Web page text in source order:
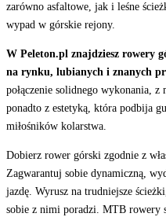
zarówno asfaltowe, jak i leśne
wypad w górskie rejony.
W Peleton.pl znajdziesz rowery
na rynku, lubianych i znanych
połączenie solidnego wykonania,
ponadto z estetyką, która podbija
miłośników kolarstwa.
Dobierz rower górski zgodnie z
Zagwarantuj sobie dynamiczną,
jazdę. Wyrusz na trudniejsze
sobie z nimi poradzi. MTB rowery